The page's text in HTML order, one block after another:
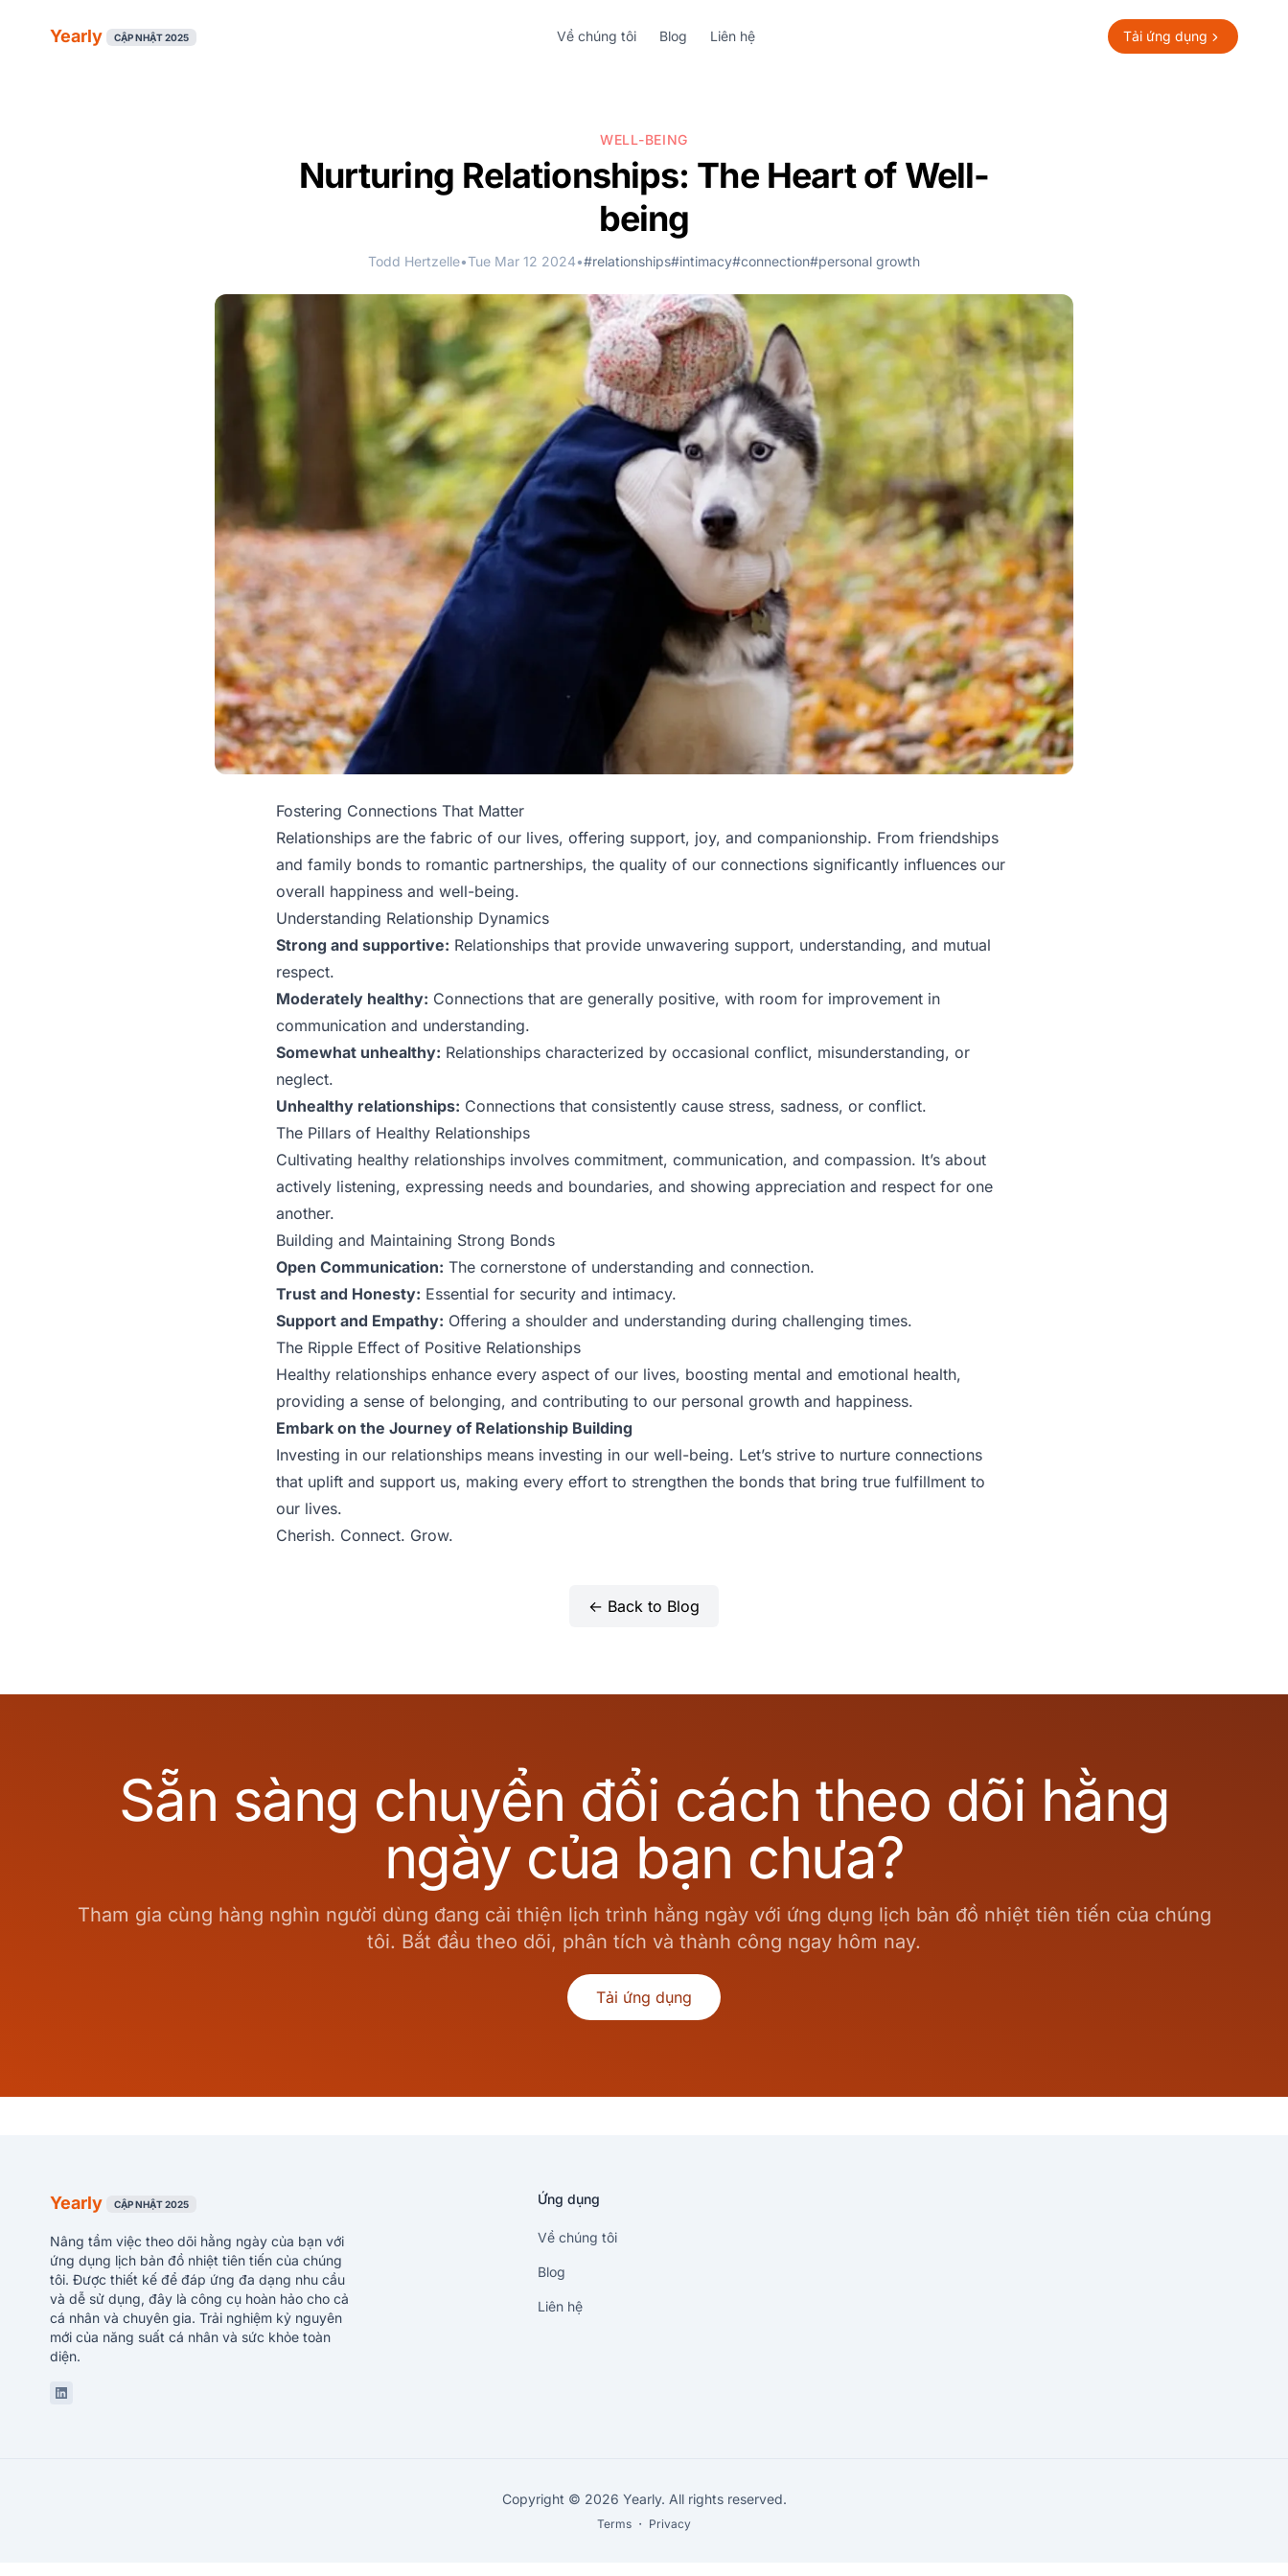
Yearly CẬP NHẬT 2025 Về chúng tôi Blog Liên hệ Tải ứng dụng
WELL-BEING
Nurturing Relationships: The Heart of Well-
being
Todd Hertzelle•Tue Mar 12 2024•#relationships#intimacy#connection#personal growth
Fostering Connections That Matter
Relationships are the fabric of our lives, offering support, joy, and companionship. From friendships
and family bonds to romantic partnerships, the quality of our connections significantly influences our
overall happiness and well-being.
Understanding Relationship Dynamics
Strong and supportive: Relationships that provide unwavering support, understanding, and mutual
respect.
Moderately healthy: Connections that are generally positive, with room for improvement in
communication and understanding.
Somewhat unhealthy: Relationships characterized by occasional conflict, misunderstanding, or
neglect.
Unhealthy relationships: Connections that consistently cause stress, sadness, or conflict.
The Pillars of Healthy Relationships
Cultivating healthy relationships involves commitment, communication, and compassion. It’s about
actively listening, expressing needs and boundaries, and showing appreciation and respect for one
another.
Building and Maintaining Strong Bonds
Open Communication: The cornerstone of understanding and connection.
Trust and Honesty: Essential for security and intimacy.
Support and Empathy: Offering a shoulder and understanding during challenging times.
The Ripple Effect of Positive Relationships
Healthy relationships enhance every aspect of our lives, boosting mental and emotional health,
providing a sense of belonging, and contributing to our personal growth and happiness.
Embark on the Journey of Relationship Building
Investing in our relationships means investing in our well-being. Let’s strive to nurture connections
that uplift and support us, making every effort to strengthen the bonds that bring true fulfillment to
our lives.
Cherish. Connect. Grow.
← Back to Blog
Sẵn sàng chuyển đổi cách theo dõi hằng
ngày của bạn chưa?
Tham gia cùng hàng nghìn người dùng đang cải thiện lịch trình hằng ngày với ứng dụng lịch bản đồ nhiệt tiên tiến của chúng
tôi. Bắt đầu theo dõi, phân tích và thành công ngay hôm nay.
Tải ứng dụng
Yearly CẬP NHẬT 2025
Nâng tầm việc theo dõi hằng ngày của bạn với
ứng dụng lịch bản đồ nhiệt tiên tiến của chúng
tôi. Được thiết kế để đáp ứng đa dạng nhu cầu
và dễ sử dụng, đây là công cụ hoàn hảo cho cả
cá nhân và chuyên gia. Trải nghiệm kỷ nguyên
mới của năng suất cá nhân và sức khỏe toàn
diện.
Linkedin
Ứng dụng
Về chúng tôi
Blog
Liên hệ
Copyright © 2026 Yearly. All rights reserved.
Terms ・ Privacy